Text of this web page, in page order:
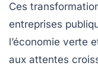
Ces
entreprises
l’économie verte
aux attentes